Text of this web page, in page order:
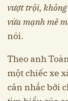
vượt trội,
vừa mạnh mẽ
nói.
Theo anh
một chiếc xe
cân nhắc bởi